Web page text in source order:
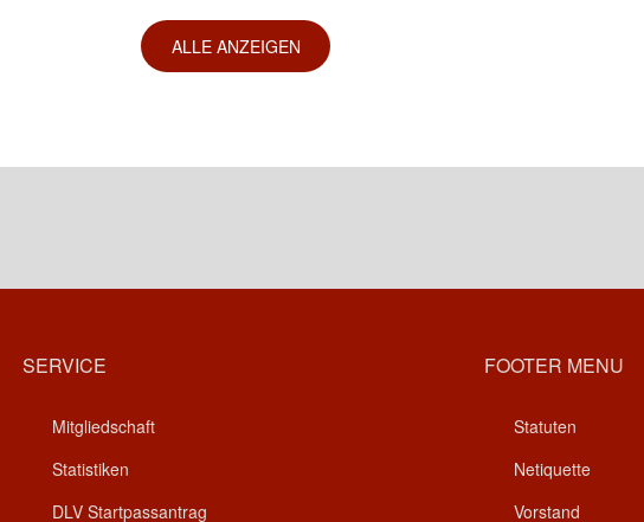
ALLE ANZEIGEN
SERVICE
Mitgliedschaft
Statistiken
DLV Startpassantrag
FOOTER MENU
Statuten
Netiquette
Vorstand